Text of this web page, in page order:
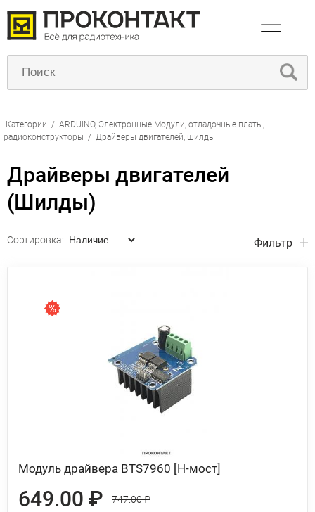
Категории / ARDUINO, Электронные Модули, отладочные платы,
радиоконструкторы / Драйверы двигателей, шилды
Драйверы двигателей
(Шилды)
Сортировка: Фильтр
Модуль драйвера BTS7960 [H-мост]
649.00 ₽ 747.00 ₽